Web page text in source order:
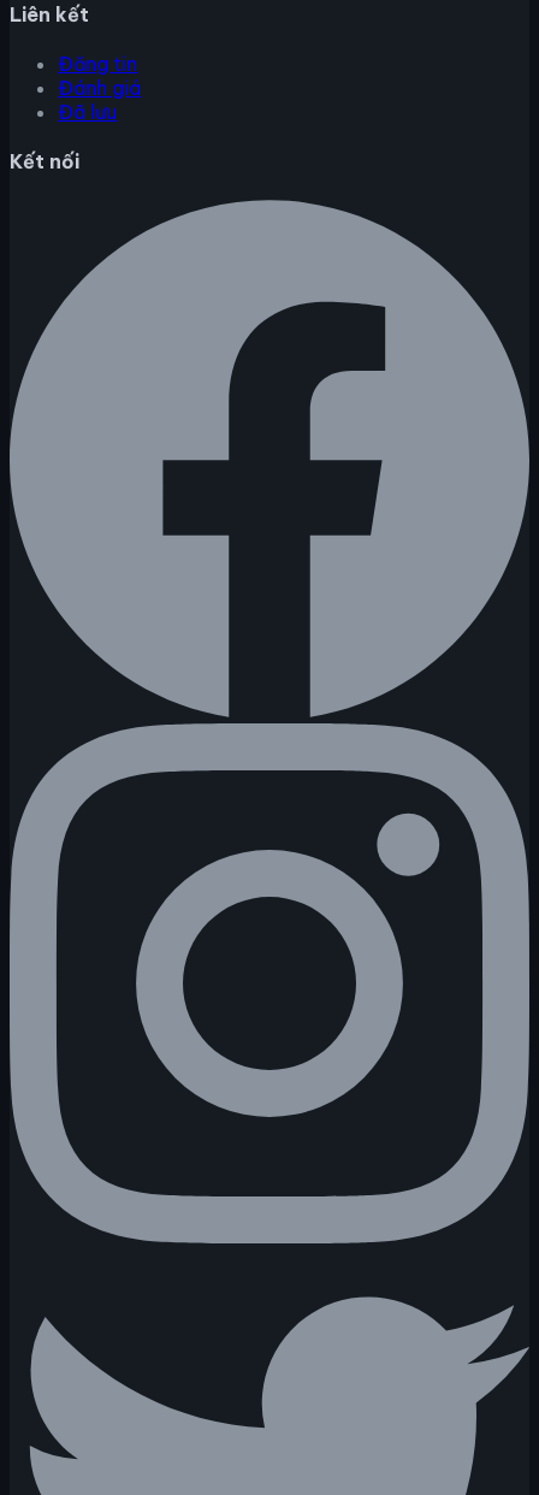
Liên kết
Đăng tin
Đánh giá
Đã lưu
Kết nối